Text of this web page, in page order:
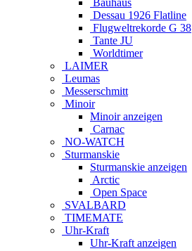
Dessau 1926 Flatline
Flugweltrekorde G 38
Tante JU
Worldtimer
LAIMER
Leumas
Messerschmitt
Minoir
Minoir anzeigen
Carnac
NO-WATCH
Sturmanskie
Sturmanskie anzeigen
Arctic
Open Space
SVALBARD
TIMEMATE
Uhr-Kraft
Uhr-Kraft anzeigen